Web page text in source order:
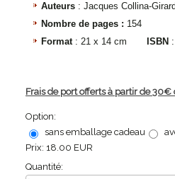
Auteurs : Jacques Collina-Girard
Nombre de pages : 154
Format : 21 x 14 cm ISBN
Frais de port offerts à partir de 30€
Option:
sans emballage cadeau
Prix: 18.00 EUR
Quantité: